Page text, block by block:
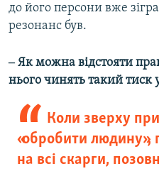
до його персони вже
резонанс був.
‒ Як можна відстояти
нього чинять такий тиск у
Коли зверху
«обробити людину»,
на всі скарги,